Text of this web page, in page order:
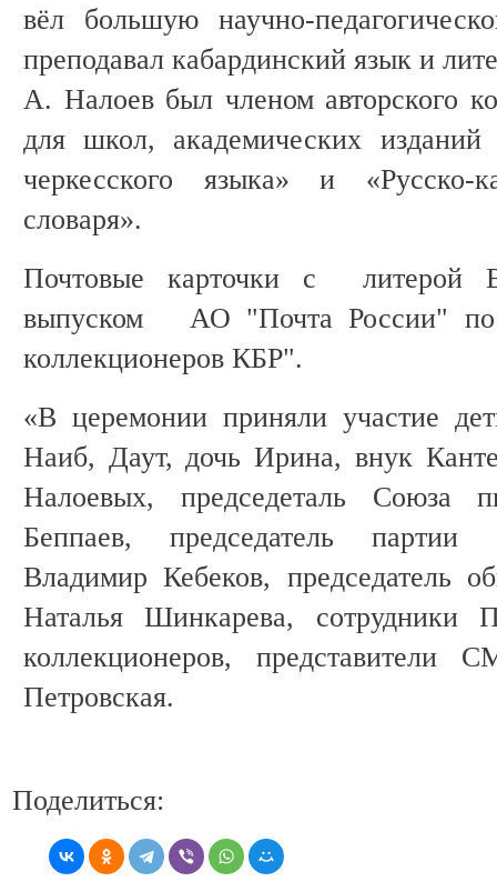
вёл большую научно-
преподавал кабардинский язык и
А. Налоев был членом авторского
для школ, академических изданий
черкесского языка» и «Русско-
словаря».
Почтовые карточки с литерой
выпуском АО "Почта России"
коллекционеров КБР".
«В церемонии приняли участие
Наиб, Даут, дочь Ирина, внук
Налоевых, председеталь Союза
Беппаев, председатель партии
Владимир Кебеков, председатель
Наталья Шинкарева, сотрудники
коллекционеров,
Петровская.
Поделиться: